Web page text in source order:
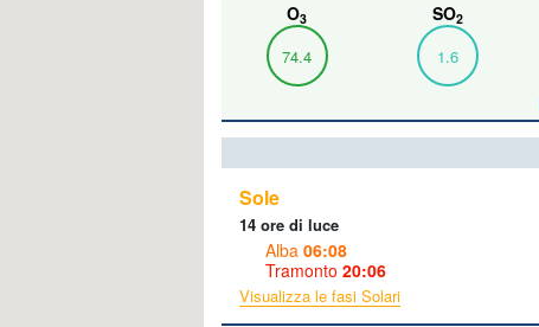
O3
74.4
SO2
1.6
Sole
14 ore di luce
Alba 06:08
Tramonto 20:06
Visualizza le fasi Solari